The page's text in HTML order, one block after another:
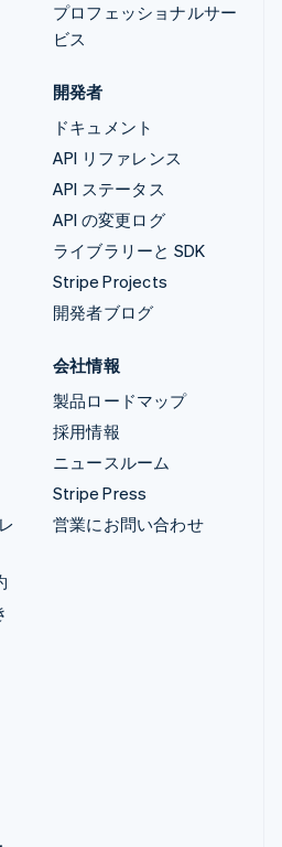
プロフェッショナルサー
ビス
開発者
ドキュメント
API リファレンス
API ステータス
API の変更ログ
ライブラリーと SDK
Stripe Projects
開発者ブログ
会社情報
製品ロードマップ
採用情報
ニュースルーム
Stripe Press
営業にお問い合わせ